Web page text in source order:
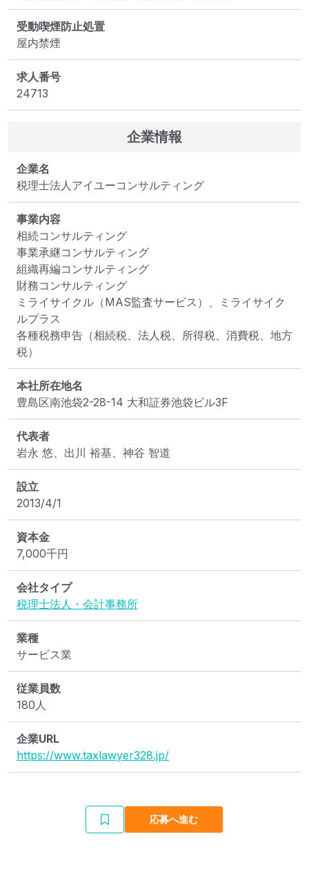
受動喫煙防止処置
屋内禁煙
求人番号
24713
企業情報
企業名
税理士法人アイユーコンサルティング
事業内容
相続コンサルティング
事業承継コンサルティング
組織再編コンサルティング
財務コンサルティング
ミライサイクル（MAS監査サービス）、ミライサイク
ルプラス
各種税務申告（相続税、法人税、所得税、消費税、地方
税）
本社所在地名
豊島区南池袋2-28-14 大和証券池袋ビル3F
代表者
岩永 悠、出川 裕基、神谷 智道
設立
2013/4/1
資本金
7,000千円
会社タイプ
税理士法人・会計事務所
業種
サービス業
従業員数
180人
企業URL
https://www.taxlawyer328.jp/
応募へ進む